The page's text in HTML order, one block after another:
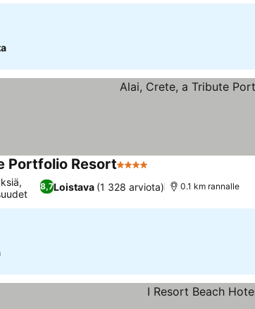
Portfolio Resort4 Tähtiluokitus
8,7Loistava (1 328 arviota) 0.1 km rannalle